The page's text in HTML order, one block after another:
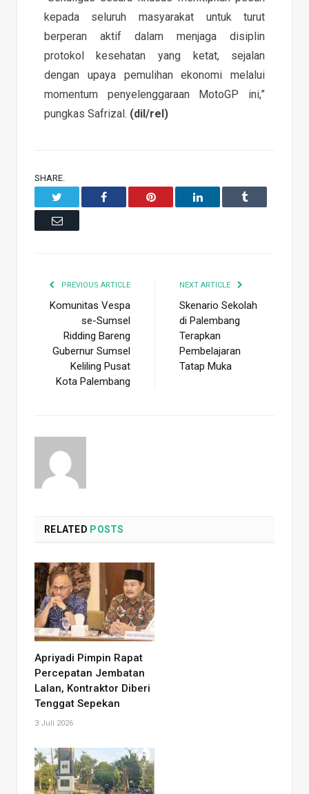
kepada seluruh masyarakat untuk turut
berperan aktif dalam menjaga disiplin
protokol kesehatan yang ketat, sejalan
dengan upaya pemulihan ekonomi melalui
momentum penyelenggaraan MotoGP ini,”
pungkas Safrizal. (dil/rel)
SHARE.
Facebook Pinterest LinkedIn Tumblr
Email
PREVIOUS ARTICLE
Komunitas Vespa
se-Sumsel
Ridding Bareng
Gubernur Sumsel
Keliling Pusat
Kota Palembang
NEXT ARTICLE
Skenario Sekolah
di Palembang
Terapkan
Pembelajaran
Tatap Muka
RELATED POSTS
Apriyadi Pimpin Rapat
Percepatan Jembatan
Lalan, Kontraktor Diberi
Tenggat Sepekan
3 Juli 2026